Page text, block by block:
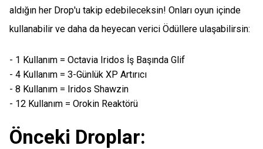
aldığın her Drop'u takip edebileceksin! Onları oyun içinde
kullanabilir ve daha da heyecan verici Ödüllere ulaşabilirsin:
- 1 Kullanım = Octavia Iridos İş Başında Glif
- 4 Kullanım = 3-Günlük XP Artırıcı
- 8 Kullanım = Iridos Shawzin
- 12 Kullanım = Orokin Reaktörü
Önceki Droplar: